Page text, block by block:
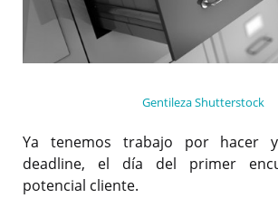
Gentileza Shutterstock
Ya tenemos trabajo por hacer
deadline, el día del primer
potencial cliente.